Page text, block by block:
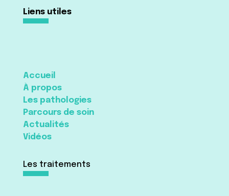
Liens utiles
Accueil
À propos
Les pathologies
Parcours de soin
Actualités
Vidéos
Les traitements